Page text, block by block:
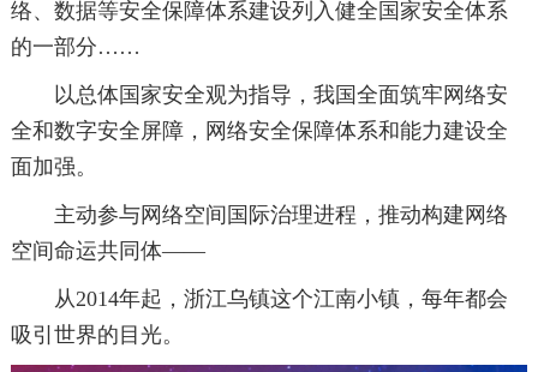
络、数据等安全保障体系建设列入健全国家安全体系
的一部分……
以总体国家安全观为指导，我国全面筑牢网络安
全和数字安全屏障，网络安全保障体系和能力建设全
面加强。
主动参与网络空间国际治理进程，推动构建网络
空间命运共同体——
从2014年起，浙江乌镇这个江南小镇，每年都会
吸引世界的目光。